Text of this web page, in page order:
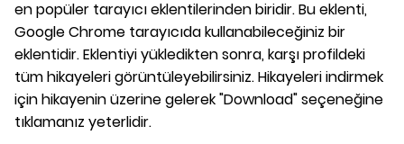
en popüler tarayıcı eklentilerinden biridir. Bu eklenti,
Google Chrome tarayıcıda kullanabileceğiniz bir
eklentidir. Eklentiyi yükledikten sonra, karşı profildeki
tüm hikayeleri görüntüleyebilirsiniz. Hikayeleri indirmek
için hikayenin üzerine gelerek "Download" seçeneğine
tıklamanız yeterlidir.